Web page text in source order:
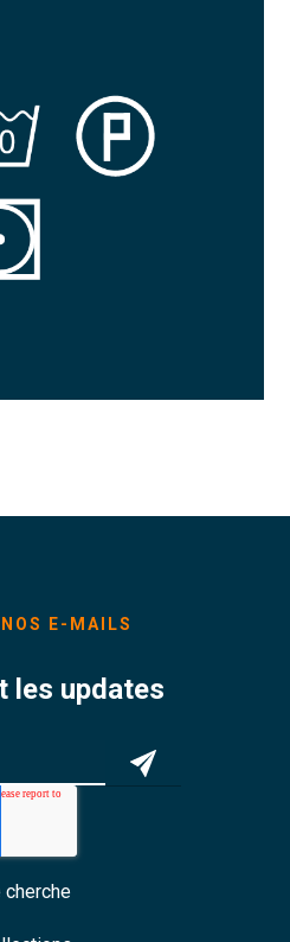
E-MAILS
les updates
cherche